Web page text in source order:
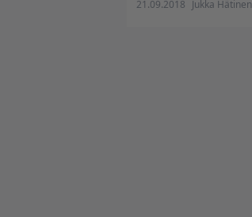
21.09.2018 Jukka Hätinen